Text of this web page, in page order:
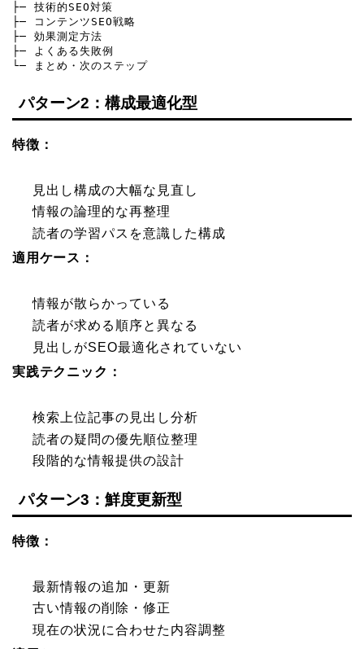
├─ 技術的SEO対策
├─ コンテンツSEO戦略
├─ 効果測定方法
├─ よくある失敗例
└─ まとめ・次のステップ
パターン2：構成最適化型
特徴：
見出し構成の大幅な見直し
情報の論理的な再整理
読者の学習パスを意識した構成
適用ケース：
情報が散らかっている
読者が求める順序と異なる
見出しがSEO最適化されていない
実践テクニック：
検索上位記事の見出し分析
読者の疑問の優先順位整理
段階的な情報提供の設計
パターン3：鮮度更新型
特徴：
最新情報の追加・更新
古い情報の削除・修正
現在の状況に合わせた内容調整